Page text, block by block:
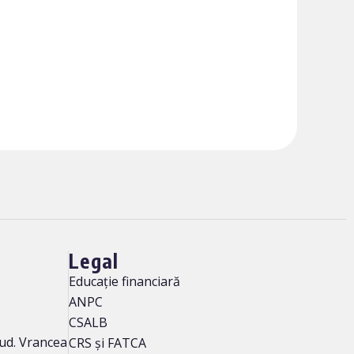
Vrancea
Legal
Educație financiară
ANPC
CSALB
CRS și FATCA